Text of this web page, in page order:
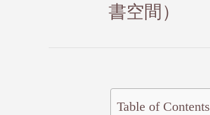
書空間）
Table of Contents